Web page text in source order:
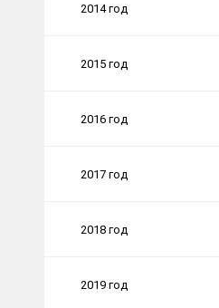
2014 год
2015 год
2016 год
2017 год
2018 год
2019 год